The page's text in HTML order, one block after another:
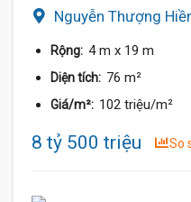
Nguyễn Thượng
Rộng: 4 m x 19 m
Diện tích: 76 m²
Giá/m²: 102 triệu/m²
8 tỷ 500 triệu So